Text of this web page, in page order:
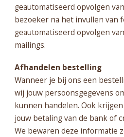
geautomatiseerd opvolgen
bezoeker na het invullen
geautomatiseerd opvolgen
mailings.
Afhandelen bestelling
Wanneer je bij ons een
wij jouw persoonsgegevens
kunnen handelen. Ook
jouw betaling van de bank of
We bewaren deze informatie